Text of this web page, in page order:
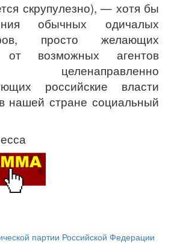
скрупулезно), — хотя бы
обычных одичалых
просто желающих
от возможных агентов
российские власти
нашей стране социальный